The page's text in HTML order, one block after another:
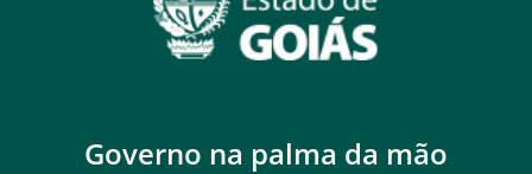
Governo na palma da mão